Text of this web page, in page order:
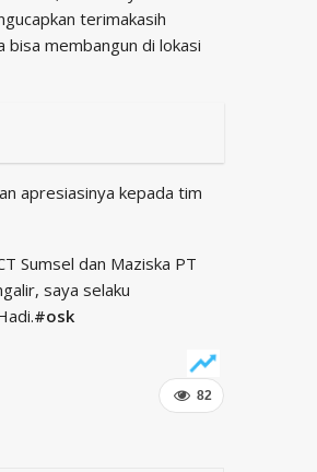
terimakasih
bisa membangun di lokasi
apresiasinya kepada tim
Sumsel dan Maziska PT
saya selaku
#osk
82